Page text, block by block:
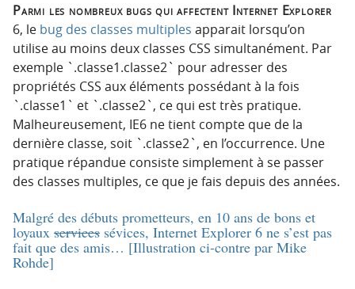
i
p
a
l
e
Parmi les nombreux bugs qui affectent Internet Explorer
6, le bug des classes multiples apparait lorsqu’on
utilise au moins deux classes CSS simultanément. Par
exemple `.classe1.classe2` pour adresser des
propriétés CSS aux éléments possédant à la fois
`.classe1` et `.classe2`, ce qui est très pratique.
Malheureusement, IE6 ne tient compte que de la
dernière classe, soit `.classe2`, en l’occurrence. Une
pratique répandue consiste simplement à se passer
des classes multiples, ce que je fais depuis des années.
Malgré des débuts prometteurs, en 10 ans de bons et
loyaux services sévices, Internet Explorer 6 ne s’est pas
fait que des amis… [Illustration ci-contre par Mike
Rohde]